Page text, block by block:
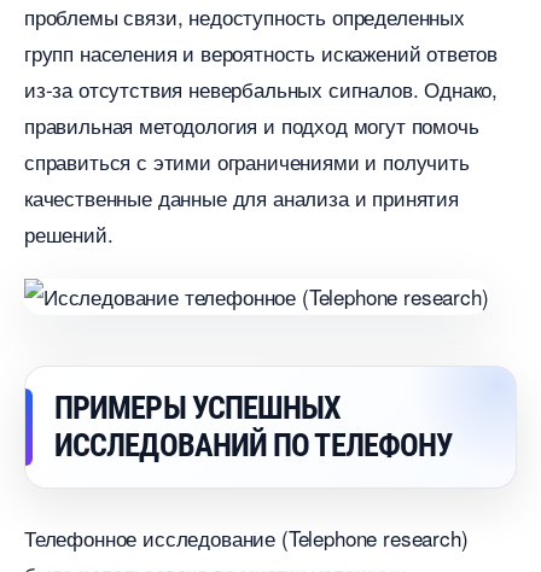
проблемы связи, недоступность определенных
рупп населения и вероятность искажений ответо
из-за отсутствия невербальных сигналов.​ Однако,
правильная методология и подход могут помочь
справиться с этими ограничениями и получить
качественные данные для анализа и принятия
решений.​
ПРИМЕРЫ УСПЕШНЫХ
ИССЛЕДОВАНИЙ ПО ТЕЛЕФОНУ
Телефонное исследование (Telephone research)